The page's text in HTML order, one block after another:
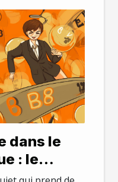
dans le
: le
chez les